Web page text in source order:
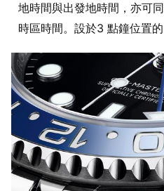
地時間與出發地時間，亦可
時區時間。設於3 點鐘位置